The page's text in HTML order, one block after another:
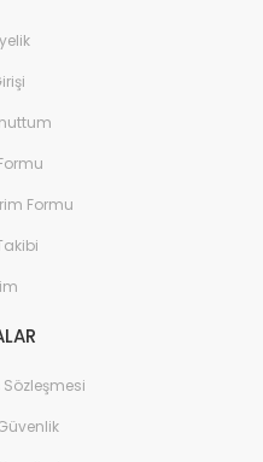
Formu
Sözleşmesi